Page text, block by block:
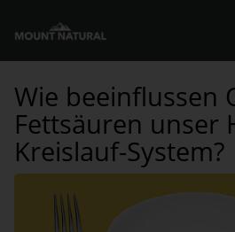
Wie beeinflussen
Fettsäuren unser
Kreislauf-System?